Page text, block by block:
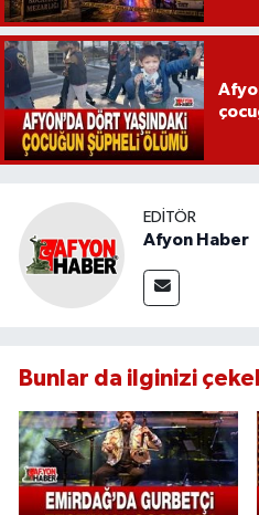
EDITÖR
Afyon Haber
Bunlar da ilginizi